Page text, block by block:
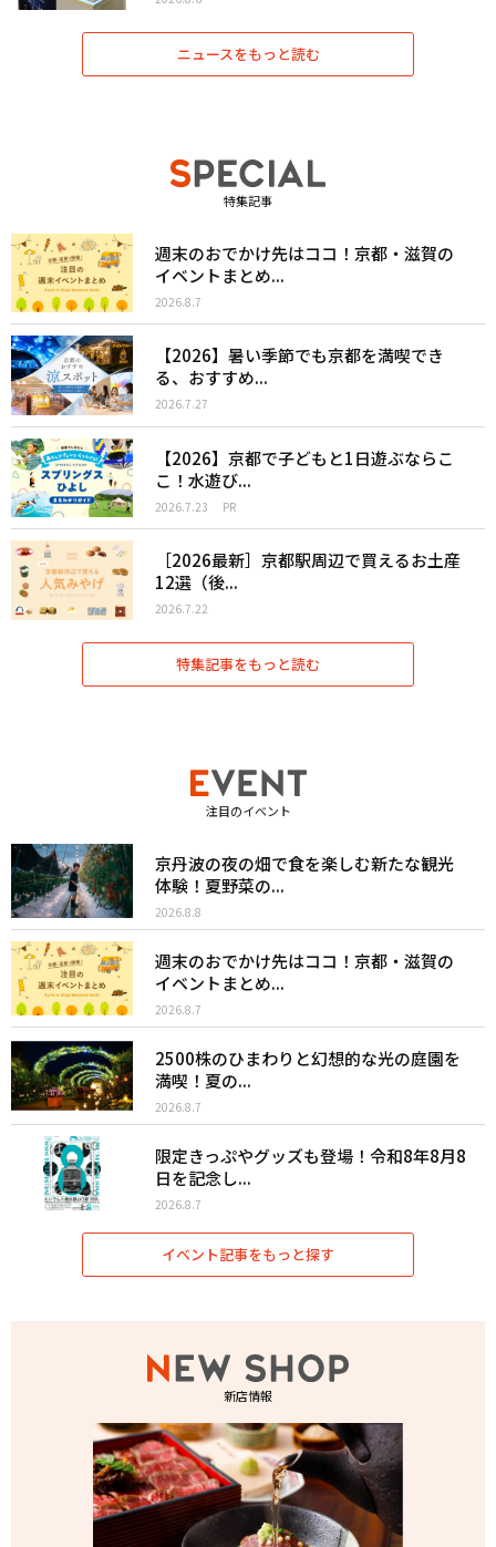
ニュースをもっと読む
特集記事
週末のおでかけ先はココ！京都・滋賀の
イベントまとめ...
2026.8.7
【2026】暑い季節でも京都を満喫でき
る、おすすめ...
2026.7.27
【2026】京都で子どもと1日遊ぶならこ
こ！水遊び...
2026.7.23 PR
［2026最新］京都駅周辺で買えるお土産
12選（後...
2026.7.22
特集記事をもっと読む
注目のイベント
京丹波の夜の畑で食を楽しむ新たな観光
体験！夏野菜の...
2026.8.8
週末のおでかけ先はココ！京都・滋賀の
イベントまとめ...
2026.8.7
2500株のひまわりと幻想的な光の庭園を
満喫！夏の...
2026.8.7
限定きっぷやグッズも登場！令和8年8月8
日を記念し...
2026.8.7
イベント記事をもっと探す
新店情報